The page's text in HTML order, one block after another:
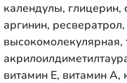
календулы,
аргинин,
высокомолекулярная,
витамин Е, витамин А,